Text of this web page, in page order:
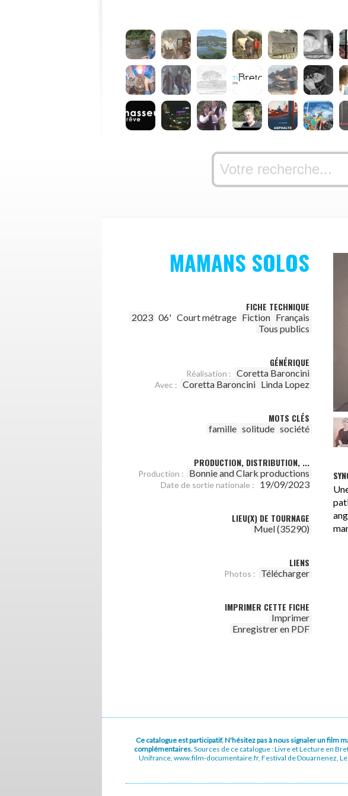
MAMANS SOLOS
FICHE TECHNIQUE
2023 06' Court métrage Fiction Français
Tous publics
GÉNÉRIQUE
Réalisation : Coretta Baroncini
Avec : Coretta Baroncini Linda Lopez
MOTS CLÉS
famille solitude société
PRODUCTION, DISTRIBUTION, ...
Production : Bonnie and Clark productions
Date de sortie nationale : 19/09/2023
LIEU(X) DE TOURNAGE
Muel (35290)
LIENS
Photos : Télécharger
IMPRIMER CETTE FICHE
Imprimer
Enregistrer en PDF
Ce catalogue est participatif. N'hésitez pas à nous signaler un film
complémentaires.Sources de ce catalogue : Livre et Lecture en
Unifrance, www.film-documentaire.fr, Festival de Douarnenez,